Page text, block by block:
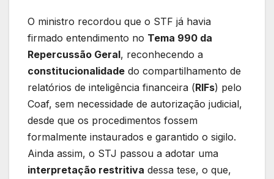
O ministro recordou que o STF já havia
firmado entendimento no Tema 990 da
Repercussão Geral, reconhecendo a
constitucionalidade do compartilhamento de
relatórios de inteligência financeira (RIFs) pelo
Coaf, sem necessidade de autorização judicial,
desde que os procedimentos fossem
formalmente instaurados e garantido o sigilo.
Ainda assim, o STJ passou a adotar uma
interpretação restritiva dessa tese, o que,